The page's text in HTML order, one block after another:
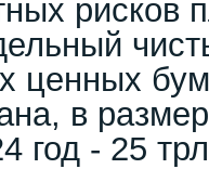
рисков
ценных
в
год - 25